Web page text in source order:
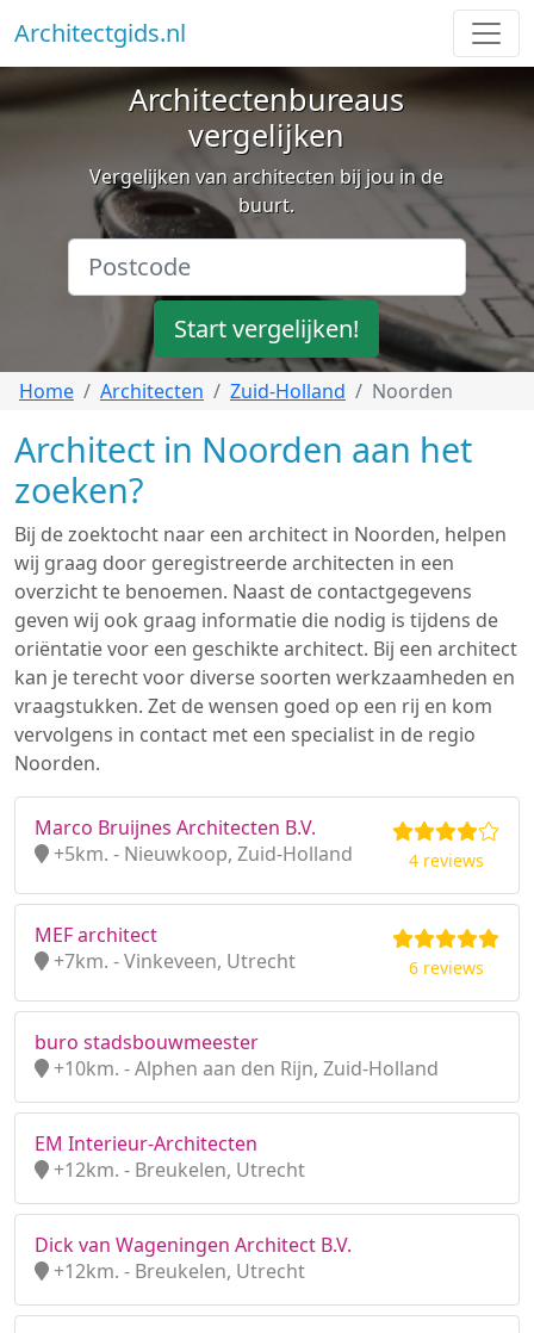
Architectgids.nl
Architectenbureaus
vergelijken
Vergelijken van architecten bij jou in de
buurt.
Start vergelijken!
Home Architecten Zuid-Holland Noorden
Architect in Noorden aan het
zoeken?
Bij de zoektocht naar een architect in Noorden, helpen
wij graag door geregistreerde architecten in een
overzicht te benoemen. Naast de contactgegevens
geven wij ook graag informatie die nodig is tijdens de
oriëntatie voor een geschikte architect. Bij een architect
kan je terecht voor diverse soorten werkzaamheden en
vraagstukken. Zet de wensen goed op een rij en kom
vervolgens in contact met een specialist in de regio
Noorden.
Marco Bruijnes Architecten B.V.
+5km. - Nieuwkoop, Zuid-Holland
4 reviews
MEF architect
+7km. - Vinkeveen, Utrecht
6 reviews
buro stadsbouwmeester
+10km. - Alphen aan den Rijn, Zuid-Holland
EM Interieur-Architecten
+12km. - Breukelen, Utrecht
Dick van Wageningen Architect B.V.
+12km. - Breukelen, Utrecht